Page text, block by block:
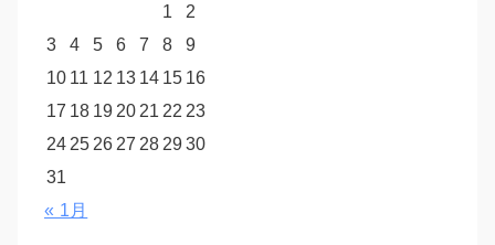
1
2
3
4 5 6 7 8
9
10 11 12 13 14 15 16
17 18 19 20 21 22 23
24 25 26 27 28 2930
31
« 1月